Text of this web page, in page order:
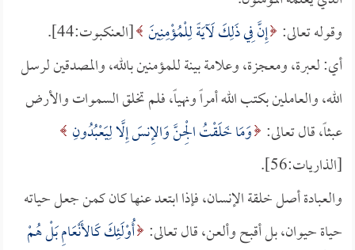
وقوله تعالى: إِنَّ فِي ذَلِكَ لَآيَةً لِلْمُؤْمِنِينَ [العنكبوت:44].
أي: لعبرة، ومعجزة، وعلامة بينة للمؤمنين بالله، والمصدقين لرسل
الله، والعاملين بكتب الله أمراً ونهياً، فلم تخلق السموات والأرض
عبثاً، قال تعالى: وَمَا خَلَقْتُ الْجِنَّ وَالإِنسَ إِلَّا لِيَعْبُدُونِ
[الذاريات:56].
والعبادة أصل خلقة الإنسان، فإذا ابتعد عنها كان كمن جعل حياته
حياة حيوان، بل أقبح وألعن، قال تعالى: أُوْلَئِكَ كَالأَنْعَامِ بَلْ هُمْ